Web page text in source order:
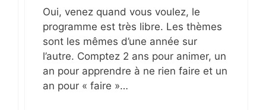
Oui, venez quand vous voulez, le
programme est très libre. Les thèmes
sont les mêmes d’une année sur
l’autre. Comptez 2 ans pour animer, un
an pour apprendre à ne rien faire et un
an pour « faire »…